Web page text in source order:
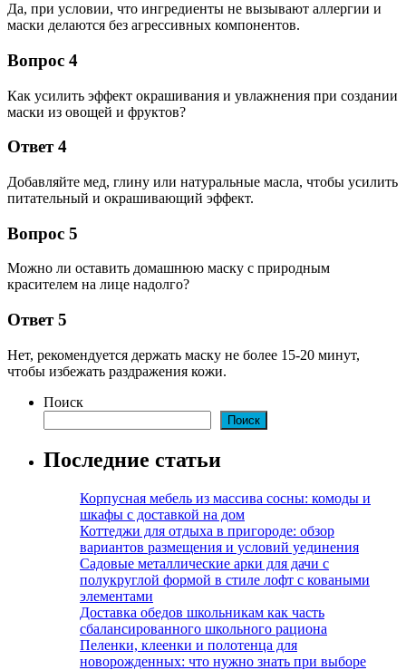
Да, при условии, что ингредиенты не вызывают аллергии и
маски делаются без агрессивных компонентов.
Вопрос 4
Как усилить эффект окрашивания и увлажнения при создании
маски из овощей и фруктов?
Ответ 4
Добавляйте мед, глину или натуральные масла, чтобы усилить
питательный и окрашивающий эффект.
Вопрос 5
Можно ли оставить домашнюю маску с природным
красителем на лице надолго?
Ответ 5
Нет, рекомендуется держать маску не более 15-20 минут,
чтобы избежать раздражения кожи.
Поиск
Поиск
Последние статьи
Корпусная мебель из массива сосны: комоды и
шкафы с доставкой на дом
Коттеджи для отдыха в пригороде: обзор
вариантов размещения и условий уединения
Садовые металлические арки для дачи с
полукруглой формой в стиле лофт с коваными
элементами
Доставка обедов школьникам как часть
сбалансированного школьного рациона
Пеленки, клеенки и полотенца для
новорожденных: что нужно знать при выборе